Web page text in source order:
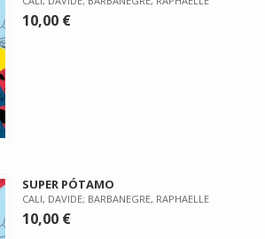
10,00 €
SUPER PÓTAMO
CALI, DAVIDE; BARBANEGRE, RAPHAELLE
10,00 €